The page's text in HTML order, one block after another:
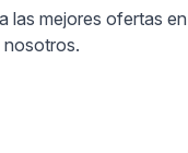
mejores ofertas
nosotros.